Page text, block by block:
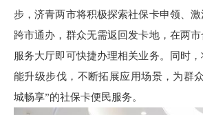
步，济青两市将积极探索社保卡申领、
跨市通办，群众无需返回发卡地，在两
服务大厅即可快捷办理相关业务。同时
能升级步伐，不断拓展应用场景，为群
城畅享”的社保卡便民服务。